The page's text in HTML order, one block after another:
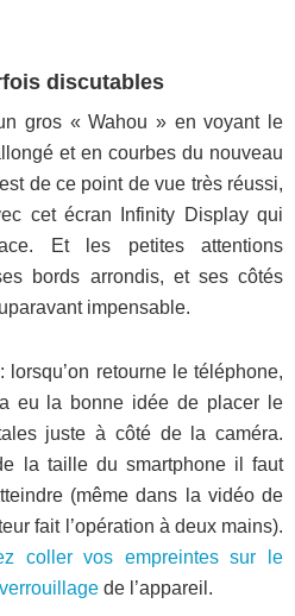
discutables
gros « Wahou » en voyant le
et en courbes du nouveau
de ce point de vue très réussi,
cet écran Infinity Display qui
Et les petites attentions
bords arrondis, et ses côtés
impensable.
lorsqu’on retourne le téléphone,
eu la bonne idée de placer le
juste à côté de la caméra.
la taille du smartphone il faut
(même dans la vidéo de
fait l’opération à deux mains).
coller vos empreintes sur le
de l’appareil.